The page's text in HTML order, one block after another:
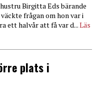
Birgitta Eds bärande
frågan om hon var i
ett halvår att få var d...Läs
plats i